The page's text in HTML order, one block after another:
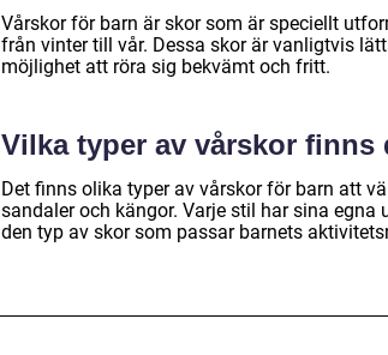
Vårskor för barn är skor som är speciellt
från vinter till vår. Dessa skor är vanligtvis
möjlighet att röra sig bekvämt och fritt.
Vilka typer av vårskor finns
Det finns olika typer av vårskor för barn att
sandaler och kängor. Varje stil har sina
den typ av skor som passar barnets